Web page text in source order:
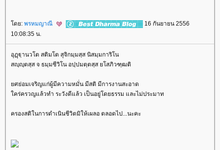
ดย: พรหมญาณี
16 กันยายน 2556
10:08:35 น.
อุฏฺฐฺานวโต สติมโต สุจิกมฺมสฺส นิสมฺมการิโน
สญฺญฺตสฺส จ ธมฺมชีวิโน อปฺปมตฺตสฺส ยโสภิวฑฺฒติ
ศย่อมเจริญแก่ผู้มีความหมั่น มีสติ มีการงานสะอาด
คร่ครวญแล้วทำ ระวังดีแล้ว เป็นอยู่โดยธรรม และไม่ประมาท
ครองสติในการดำเนินชีวิตมิให้เผลอ ตลอดไป...นะคะ